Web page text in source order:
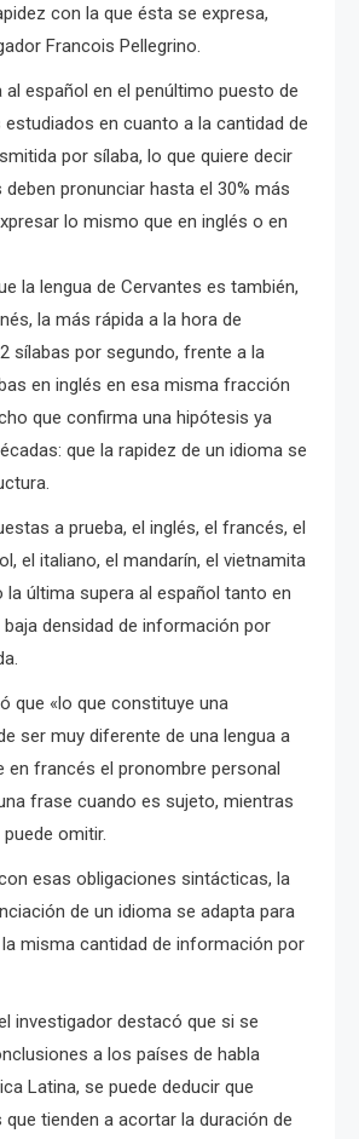
con la que ésta se expresa,
Francois Pellegrino.
al español en el penúltimo puesto de
en cuanto a la cantidad de
por sílaba, lo que quiere decir
pronunciar hasta el 30% más
lo mismo que en inglés o en
la lengua de Cervantes es también,
la más rápida a la hora de
sílabas por segundo, frente a la
en inglés en esa misma fracción
que confirma una hipótesis ya
que la rapidez de un idioma se
a prueba, el inglés, el francés, el
el italiano, el mandarín, el vietnamita
la última supera al español tanto en
densidad de información por
que «lo que constituye una
ser muy diferente de una lengua a
en francés el pronombre personal
frase cuando es sujeto, mientras
omitir.
esas obligaciones sintácticas, la
de un idioma se adapta para
misma cantidad de información por
investigador destacó que si se
a los países de habla
Latina, se puede deducir que
tienden a acortar la duración de